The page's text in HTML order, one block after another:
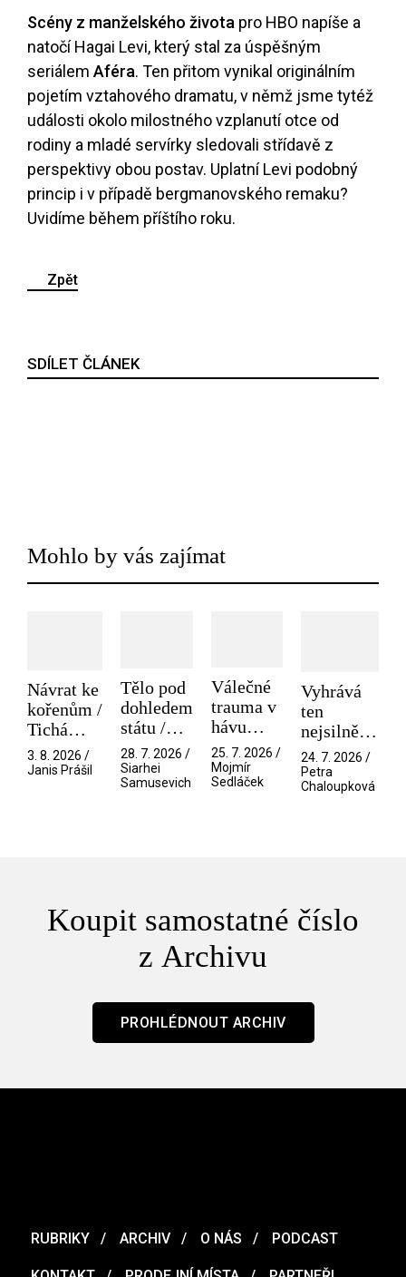
Scény z manželského života pro HBO napíše a
natočí Hagai Levi, který stal za úspěšným
seriálem Aféra. Ten přitom vynikal originálním
pojetím vztahového dramatu, v němž jsme tytéž
události okolo milostného vzplanutí otce od
rodiny a mladé servírky sledovali střídavě z
perspektivy obou postav. Uplatní Levi podobný
princip i v případě bergmanovského remaku?
Uvidíme během příštího roku.
Zpět
SDÍLET ČLÁNEK
Mohlo by vás zajímat
Návrat ke
kořenům /
Tichá
přítelkyně
3. 8. 2026 /
Janis Prášil
Tělo pod
dohledem
státu /
Pramen
28. 7. 2026 /
Siarhei
Samusevich
Válečné
trauma v
hávu
spektáklu
/ Odyssea
25. 7. 2026 /
Mojmír
Sedláček
Vyhrává
ten
nejsilnější
/ V nitru
manosféry
24. 7. 2026 /
Petra
Chaloupková
Koupit samostatné číslo
z Archivu
PROHLÉDNOUT ARCHIV
RUBRIKY ARCHIV O NÁS PODCAST